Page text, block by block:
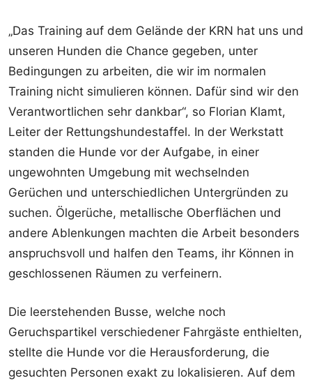
„Das Training auf dem Gelände der KRN hat uns und
unseren Hunden die Chance gegeben, unter
Bedingungen zu arbeiten, die wir im normalen
Training nicht simulieren können. Dafür sind wir den
Verantwortlichen sehr dankbar“, so Florian Klamt,
Leiter der Rettungshundestaffel. In der Werkstatt
standen die Hunde vor der Aufgabe, in einer
ungewohnten Umgebung mit wechselnden
Gerüchen und unterschiedlichen Untergründen zu
suchen. Ölgerüche, metallische Oberflächen und
andere Ablenkungen machten die Arbeit besonders
anspruchsvoll und halfen den Teams, ihr Können in
geschlossenen Räumen zu verfeinern.
Die leerstehenden Busse, welche noch
Geruchspartikel verschiedener Fahrgäste enthielten,
stellte die Hunde vor die Herausforderung, die
gesuchten Personen exakt zu lokalisieren. Auf dem